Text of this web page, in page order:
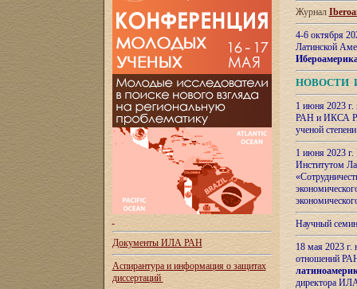
Документы ИЛА РАН
Аспирантура и информация о защитах
диссертаций
Журнал
4-6 октября
Латинской
НОВОСТИ
1 июня 2023
РАН и ИКСА
ученой
1 июня 2023
Институтом
Научный
18 мая 2023
отношений
директора